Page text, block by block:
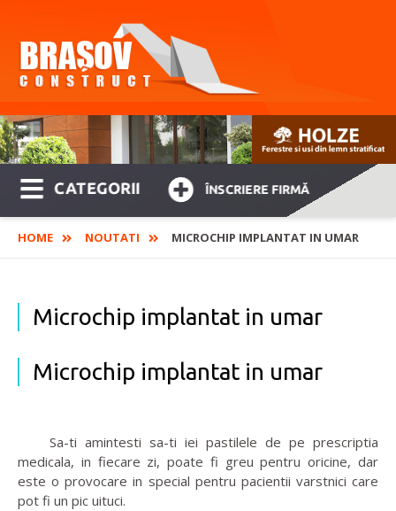
CATEGORII ÎNSCRIERE FIRMĂ
HOME NOUTATI MICROCHIP IMPLANTAT IN UMAR
Microchip implantat in umar
Microchip implantat in umar
Sa-ti amintesti sa-ti iei pastilele de pe prescriptia
medicala, in fiecare zi, poate fi greu pentru oricine, dar
este o provocare in special pentru pacientii varstnici care
pot fi un pic uituci.